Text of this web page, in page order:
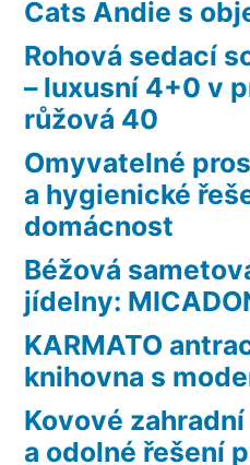
Cats Andie s
Rohová sedací
– luxusní 4+0 v
růžová 40
Omyvatelné
a hygienické
domácnost
Béžová
jídelny:
KARMATO
knihovna s
Kovové
a odolné řešení